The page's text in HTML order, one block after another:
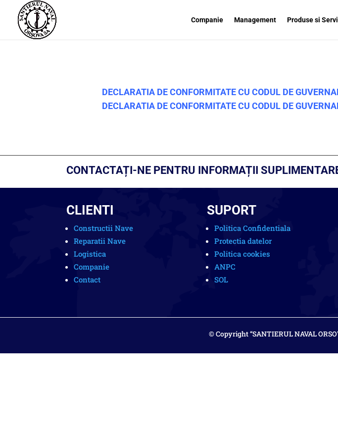
Companie Management Produse si
DECLARATIA DE CONFORMITATE CU CODUL DE
DECLARATIA DE CONFORMITATE CU CODUL DE
CONTACTAȚI-NE PENTRU INFORMAȚII
CLIENTI
Constructii Nave
Reparatii Nave
Logistica
Companie
Contact
SUPORT
Politica Confidentiala
Protectia datelor
Politica cookies
ANPC
SOL
© Copyright “SANTIERUL NAVAL